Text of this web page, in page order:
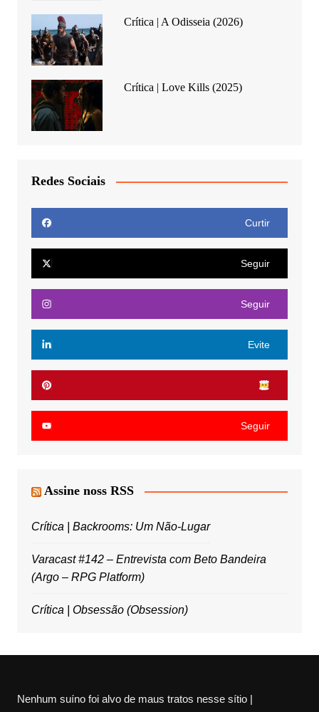
Crítica | A Odisseia (2026)
Crítica | Love Kills (2025)
Redes Sociais
Curtir
Seguir
Seguir
Evite
Seguir
Assine noss RSS
Crítica | Backrooms: Um Não-Lugar
Varacast #142 – Entrevista com Beto Bandeira
(Argo – RPG Platform)
Crítica | Obsessão (Obsession)
Nenhum suíno foi alvo de maus tratos nesse sítio |